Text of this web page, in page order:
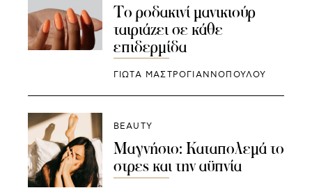
Το ροδακινί μανικιούρ
ταιριάζει σε κάθε
επιδερμίδα
ΓΙΩΤΑ ΜΑΣΤΡΟΓΙΑΝΝΟΠΟΥΛΟΥ
BEAUTY
Μαγνήσιο: Καταπολεμά το
στρες και την αϋπνία